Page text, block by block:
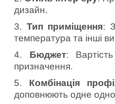
дизайн.
3. Тип приміщення:
температура та інші
4. Бюджет:
призначення.
5. Комбінація
доповнюють одне